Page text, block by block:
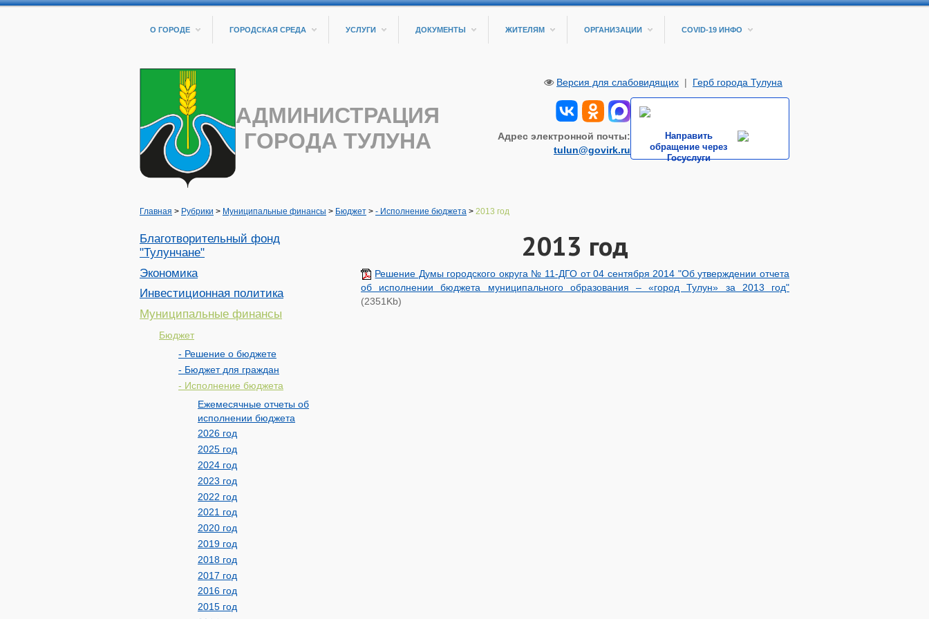
О ГОРОДЕ ГОРОДСКАЯ СРЕДА УСЛУГИ ДОКУМЕНТЫ ЖИТЕЛЯМ ОРГАНИЗАЦИИ COVID-19 ИНФО
АДМИНИСТРАЦИЯ
ГОРОДА ТУЛУНА
Адрес электронной почты:
tulun@govirk.ru
Направить
обращение через
Госуслуги
Версия для слабовидящих | Герб города Тулуна
Главная > Рубрики > Муниципальные финансы > Бюджет > - Исполнение бюджета > 2013 год
Благотворительный фонд
"Тулунчане"
Экономика
Инвестиционная политика
Муниципальные финансы
Бюджет
- Решение о бюджете
- Бюджет для граждан
- Исполнение бюджета
Ежемесячные отчеты об
исполнении бюджета
2026 год
2025 год
2024 год
2023 год
2022 год
2021 год
2020 год
2019 год
2018 год
2017 год
2016 год
2015 год
2013 год
Решение Думы городского округа № 11-ДГО от 04 сентября 2014 "Об утверждении отчета
об исполнении бюджета муниципального образования – «город Тулун» за 2013 год"
(2351Kb)